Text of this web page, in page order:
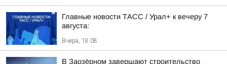
Главные новости ТАСС / Урал+ к вечеру 7
августа:
Вчера, 18:08
В Заозёрном завершают строительство